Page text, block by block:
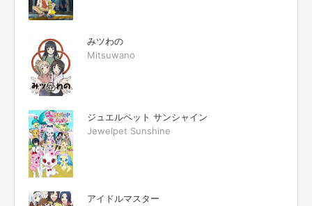
みツわの
Mitsuwano
ジュエルペット サンシャイン
Jewelpet Sunshine
アイドルマスター